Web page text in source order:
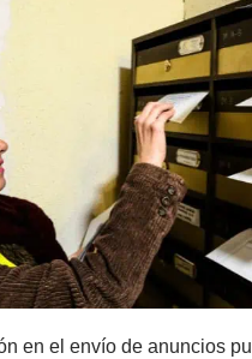
en el envío de anuncios